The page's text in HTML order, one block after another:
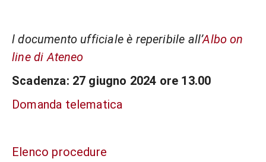
l documento ufficiale è reperibile all’Albo on
line di Ateneo
Scadenza: 27 giugno 2024 ore 13.00
Domanda telematica
Elenco procedure